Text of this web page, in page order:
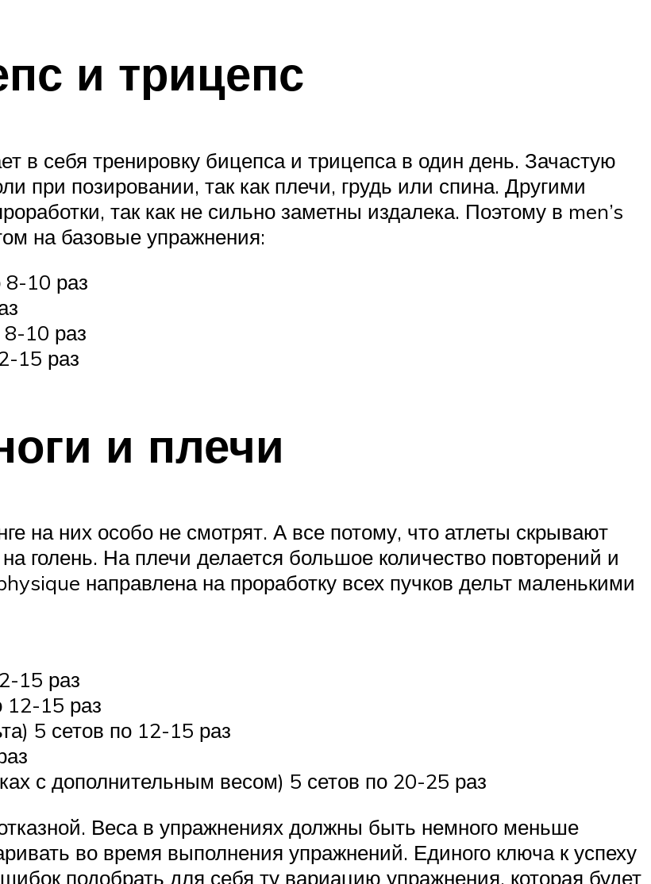
и трицепс
в себя тренировку бицепса и трицепса в один день. Зачастую
при позировании, так как плечи, грудь или спина. Другими
так как не сильно заметны издалека. Поэтому в men’s
на базовые упражнения:
10 раз
10 раз
15 раз
и плечи
на них особо не смотрят. А все потому, что атлеты скрывают
голень. На плечи делается большое количество повторений и
направлена на проработку всех пучков дельт маленькими
15 раз
12-15 раз
5 сетов по 12-15 раз
с дополнительным весом) 5 сетов по 20-25 раз
Веса в упражнениях должны быть немного меньше
во время выполнения упражнений. Единого ключа к успеху
подобрать для себя ту вариацию упражнения, которая будет